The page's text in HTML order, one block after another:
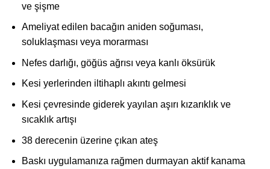
ve şişme
Ameliyat edilen bacağın aniden soğuması,
soluklaşması veya morarması
Nefes darlığı, göğüs ağrısı veya kanlı öksürük
Kesi yerlerinden iltihaplı akıntı gelmesi
Kesi çevresinde giderek yayılan aşırı kızarıklık ve
sıcaklık artışı
38 derecenin üzerine çıkan ateş
Baskı uygulamanıza rağmen durmayan aktif kanama